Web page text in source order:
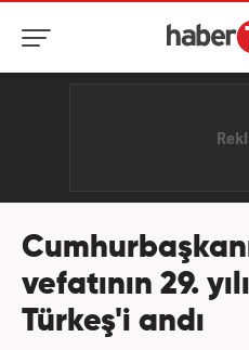
vefatının 29.
Türkeş'i andı